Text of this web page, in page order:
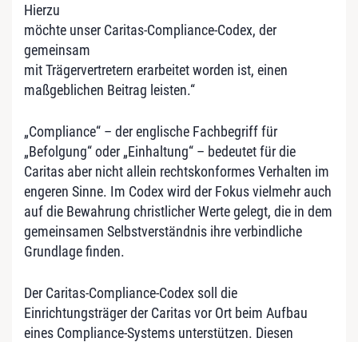
Hierzu
möchte unser Caritas-Compliance-Codex, der
gemeinsam
mit Trägervertretern erarbeitet worden ist, einen
maßgeblichen Beitrag leisten.“
„Compliance“ – der englische Fachbegriff für
„Befolgung“ oder „Einhaltung“ – bedeutet für die
Caritas aber nicht allein rechtskonformes Verhalten im
engeren Sinne. Im Codex wird der Fokus vielmehr auch
auf die Bewahrung christlicher Werte gelegt, die in dem
gemeinsamen Selbstverständnis ihre verbindliche
Grundlage finden.
Der Caritas-Compliance-Codex soll die
Einrichtungsträger der Caritas vor Ort beim Aufbau
eines Compliance-Systems unterstützen. Diesen